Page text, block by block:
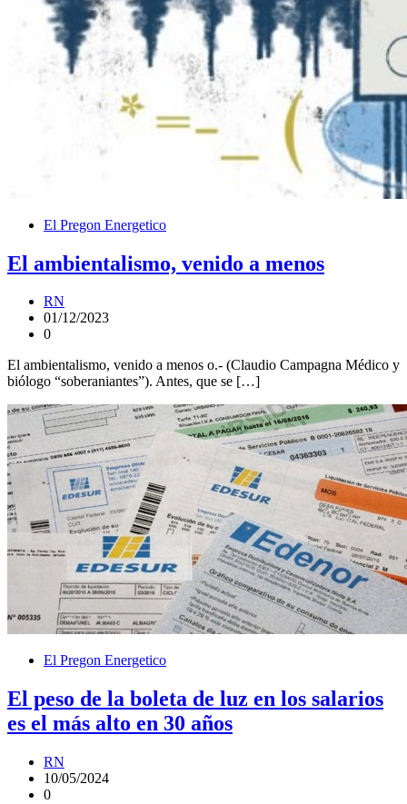
El Pregon Energetico
El ambientalismo, venido a menos
RN
01/12/2023
0
El ambientalismo, venido a menos o.- (Claudio Campagna Médico y
biólogo “soberaniantes”). Antes, que se […]
El Pregon Energetico
El peso de la boleta de luz en los salarios
es el más alto en 30 años
RN
10/05/2024
0